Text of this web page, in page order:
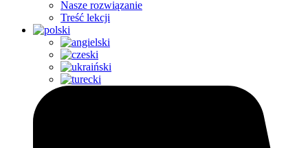
Nasze rozwiązanie
Treść lekcji